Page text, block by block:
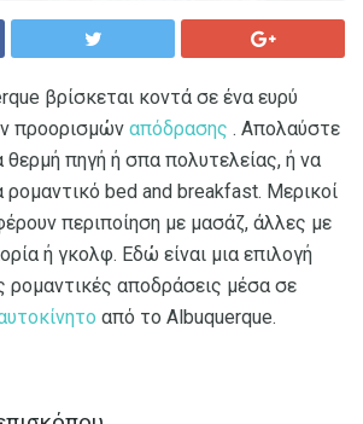
βρίσκεται κοντά σε ένα ευρύ
προορισμών απόδρασης . Απολαύστε
θερμή πηγή ή σπα πολυτελείας, ή να
ρομαντικό bed and breakfast. Μερικοί
περιποίηση με μασάζ, άλλες με
ή γκολφ. Εδώ είναι μια επιλογή
ρομαντικές αποδράσεις μέσα σε
από το Albuquerque.